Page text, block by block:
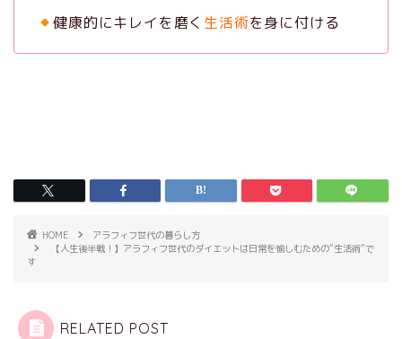
健康的にキレイを磨く 生活術を身に付ける
HOME
アラフィフ世代の暮らし方
【人生後半戦！】アラフィフ世代のダイエットは日常を愉しむための“生活術”で
す
RELATED POST